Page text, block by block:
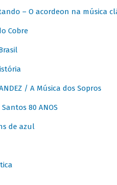
– O acordeon na música
Cobre
/ A Música dos Sopros
80 ANOS
de azul